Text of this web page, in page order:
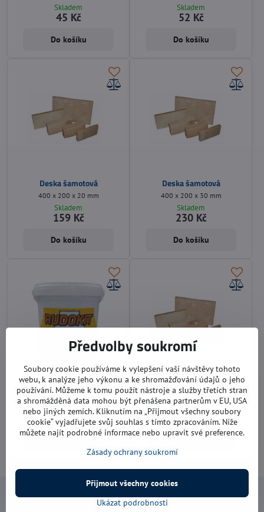
Skladem
45 Kč
Do košíku
Skladem
52 Kč
Do košíku
Deska šamotová
400 x 200 x 20 mm
Skladem
159 Kč
Do košíku
Deska šamotová
400 x 200 x 30 mm
Skladem
230 Kč
Do košíku
Rudokit NT 1350 2 kg
Jednotková cena: 117,50 Kč / Kg
Skladem
249 Kč
Do košíku
Deska šamotová
400 x 200 x 40 mm
Skladem
270 Kč
Do košíku
Navštivte nás
Předvolby soukromí
Soubory cookie používáme k vylepšení vaší návštěvy tohoto
webu, k analýze jeho výkonu a ke shromažďování údajů o jeho
používání. Můžeme k tomu použít nástroje a služby třetích stran
a shromážděná data mohou být přenášena partnerům v EU, USA
nebo jiných zemích. Kliknutím na „Přijmout všechny soubory
cookie“ vyjadřujete svůj souhlas s tímto zpracováním. Níže
můžete najít podrobné informace nebo upravit své preference.
Zásady ochrany soukromí
Ukázat podrobnosti
Přijmout všechny cookies